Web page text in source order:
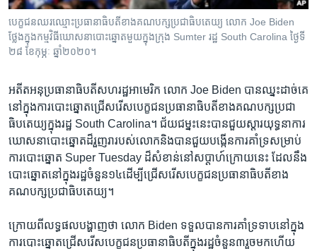
ទៅ​
កាន់​
ទំព័រ​
ភាសា
បេក្ខជន​ឈរឈ្មោះ​ប្រធានាធិបតី​ខាង​គណបក្ស​ប្រជាធិបតេយ្យ លោក Joe Biden
ថ្លែង​ក្នុង​កម្មវិធី​ឃោសនា​បោះឆ្នោត​មួយ​ក្នុង​ក្រុង Sumter រដ្ឋ South Carolina ថ្ងៃ​ទី​
២៨ ខែកុម្ភៈ ឆ្នាំ២០២០។
អតីត​អនុប្រធានាធិបតី​សហរដ្ឋអាមេរិក លោក Joe Biden បាន​ឈ្នះ​ដាច់គេ​
នៅ​ក្នុង​ការ​បោះឆ្នោត​ជ្រើសរើស​បេក្ខជន​ប្រធានាធិបតី​ខាង​គណបក្ស​ប្រជា
ធិបតេយ្យក្នុង​រដ្ឋ South Carolina។ ជ័យជម្នះ​នេះ​បាន​ជួយ​ស្ដារយុទ្ធនាការ​
ឃោសនា​បោះឆ្នោត​ដ៏​រួញរា​របស់​លោក​និង​បាន​ជួយ​បង្កើន​ការ​គាំទ្រ​សម្រាប់​
ការ​បោះឆ្នោត Super Tuesday ដ៏​សំខាន់​នៅ​សប្ដាហ៍​ក្រោយ​នេះ ដែល​នឹង​
បោះឆ្នោត​នៅ​ក្នុង​រដ្ឋ​ចំនួន​១៤​ដើម្បី​ជ្រើសរើស​បេក្ខជន​ប្រធានាធិបតី​ខាង​
គណបក្ស​ប្រជាធិបតេយ្យ។ ​
ក្រោយ​ពី​លទ្ធផល​បង្ហាញ​ថា លោក Biden ទទួល​បាន​ការ​គាំទ្រ​ទាប​នៅ​ក្នុង​
ការ​បោះឆ្នោត​ជ្រើសរើស​បេក្ខជន​ប្រធានាធិបតីក្នុង​រដ្ឋ​ចំនួន​៣​រួច​មក​ហើយ​